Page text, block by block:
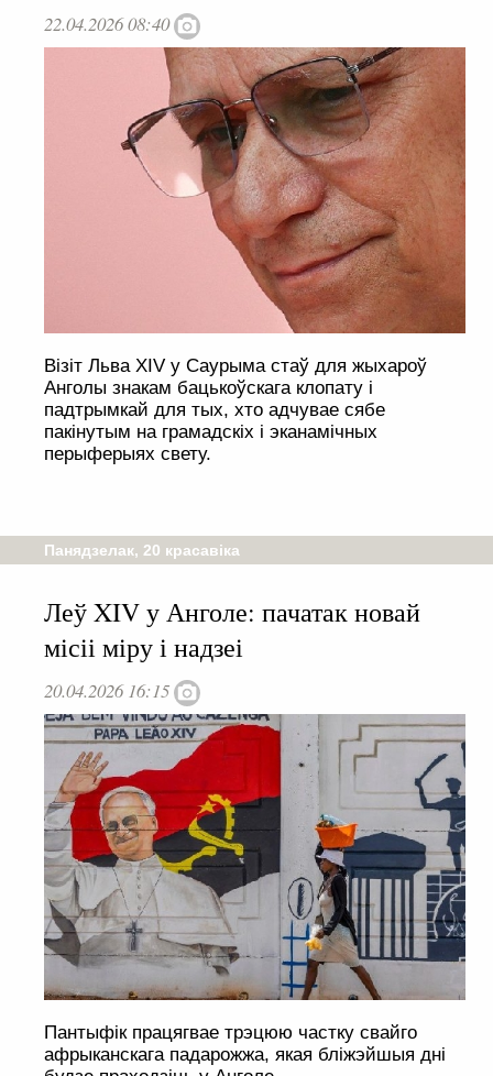
22.04.2026 08:40
Візіт Льва XIV у Саурыма стаў для жыхароў
Анголы знакам бацькоўскага клопату і
падтрымкай для тых, хто адчувае сябе
пакінутым на грамадскіх і эканамічных
перыферыях свету.
Панядзелак, 20 красавіка
Леў XIV у Анголе: пачатак новай
місіі міру і надзеі
20.04.2026 16:15
Пантыфік працягвае трэцюю частку свайго
афрыканскага падарожжа, якая бліжэйшыя дні